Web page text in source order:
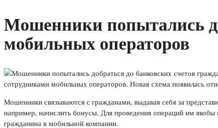
Мошенники попытались
мобильных операторов
сотрудниками мобильных операторов. Новая схема появилась
Мошенники связываются с гражданами, выдавая себя за
например, начислить бонусы. Для проведения операций им
гражданина в мобильной компании.